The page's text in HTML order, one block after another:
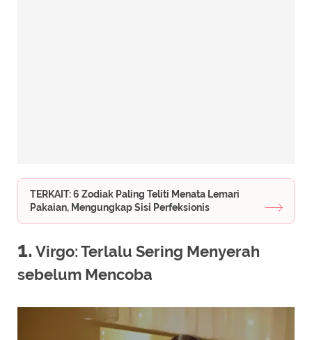
TERKAIT: 6 Zodiak Paling Teliti Menata Lemari
Pakaian, Mengungkap Sisi Perfeksionis
1. Virgo: Terlalu Sering Menyerah
sebelum Mencoba